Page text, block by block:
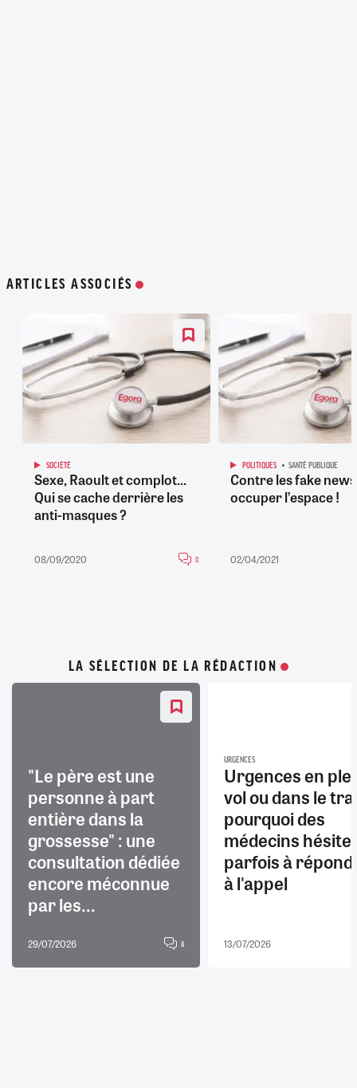
ARTICLES ASSOCIÉS
SOCIÉTÉ
Sexe, Raoult et complot...
Qui se cache derrière les
anti-masques ?
08/09/2020 0
POLITIQUES SANTÉ PUBLIQUE
Contre les fake
occuper l’espace !
02/04/2021
LA SÉLECTION DE LA RÉDACTION
"Le père est une
personne à part
entière dans la
grossesse" : une
consultation dédiée
encore méconnue
par les...
29/07/2026 8
URGENCES
Urgences en
vol ou dans le
pourquoi des
médecins
parfois à
à l'appel
13/07/2026